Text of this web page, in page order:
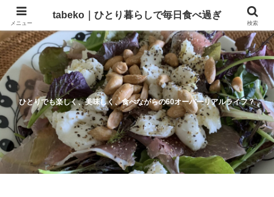
ひとりでも楽しく、美味しく、食べながらの60オーバーリアルライフ？
メニュー
tabeko｜ひとり暮らしで毎日食べ過ぎ
検索